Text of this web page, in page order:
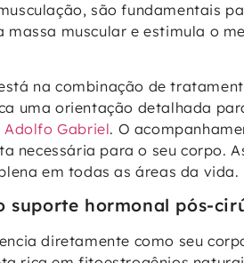
são fundamentais
muscular e estimula o
na combinação de
uma orientação detalhada
Gabriel. O
necessária para o seu corpo.
em todas as áreas da vida.
suporte hormonal pós-
diretamente como seu